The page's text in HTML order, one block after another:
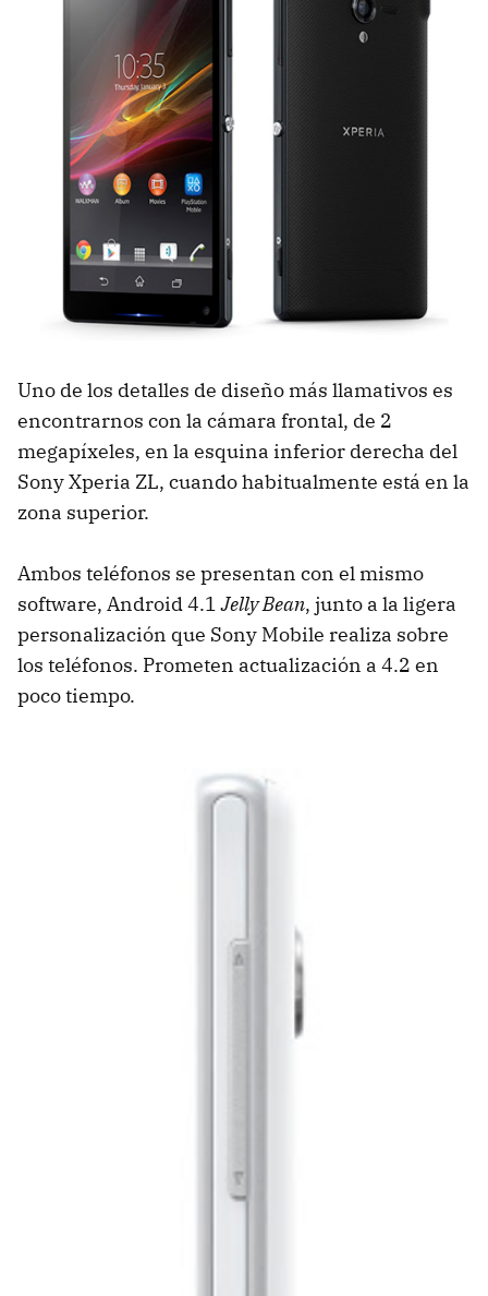
Uno de los detalles de diseño más llamativos es
encontrarnos con la cámara frontal, de 2
megapíxeles, en la esquina inferior derecha del
Sony Xperia ZL, cuando habitualmente está en la
zona superior.
Ambos teléfonos se presentan con el mismo
software, Android 4.1Jelly Bean, junto a la ligera
personalización que Sony Mobile realiza sobre
los teléfonos. Prometen actualización a 4.2 en
poco tiempo.